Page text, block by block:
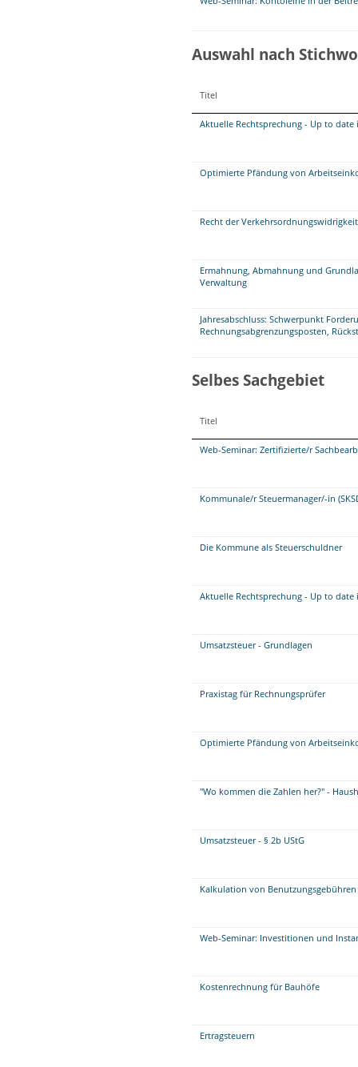
Auswahl nach
Titel
Aktuelle Rechtsprechung - Up to
Optimierte Pfändung von
Recht der
Ermahnung, Abmahnung und
Verwaltung
Jahresabschluss: Schwerpunkt
Rechnungsabgrenzungsposten,
Selbes Sachgebiet
Titel
Web-Seminar: Zertifizierte/r
Kommunale/r Steuermanager/-in
Die Kommune als Steuerschuldner
Aktuelle Rechtsprechung - Up to
Umsatzsteuer - Grundlagen
Praxistag für Rechnungsprüfer
Optimierte Pfändung von
"Wo kommen die Zahlen her?" -
Umsatzsteuer - § 2b UStG
Kalkulation von
Web-Seminar: Investitionen und
Kostenrechnung für Bauhöfe
Ertragsteuern